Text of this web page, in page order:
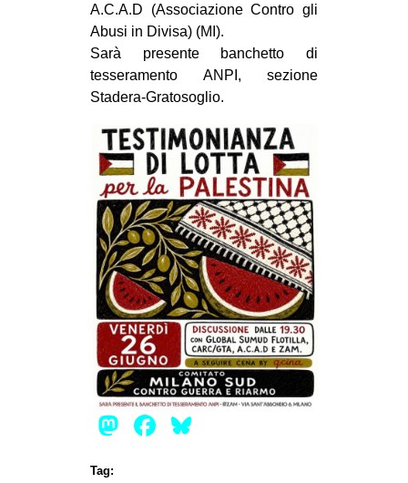
CULTURE
ARTE
CINEMA
MANIFESTI
MUSICA
RECENSIONI
INTERNAZIONALE
AFRICA
AMERICHE
ESTREMO ORIENTE
EUROPA
MEDIO ORIENTE
MONDO
EVENTI
A.C.A.D (Associazione Contro gli
Abusi in Divisa) (MI).
Sarà presente banchetto di
tesseramento ANPI, sezione
Stadera-Gratosoglio.
Mastodon
Facebook
Tag: